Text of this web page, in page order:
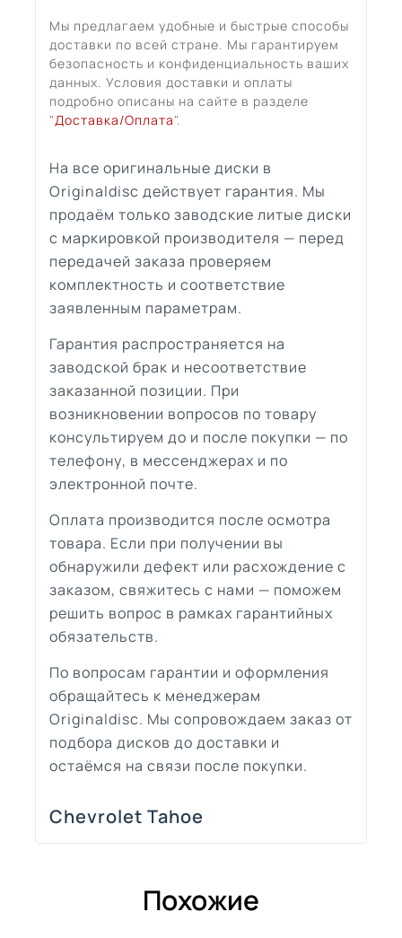
Мы предлагаем удобные и быстрые способы
доставки по всей стране. Мы гарантируем
безопасность и конфиденциальность ваших
данных. Условия доставки и оплаты
подробно описаны на сайте в разделе
"Доставка/Оплата".
На все оригинальные диски в
Originaldisc действует гарантия. Мы
продаём только заводские литые диски
с маркировкой производителя — перед
передачей заказа проверяем
комплектность и соответствие
заявленным параметрам.
Гарантия распространяется на
заводской брак и несоответствие
заказанной позиции. При
возникновении вопросов по товару
консультируем до и после покупки — по
телефону, в мессенджерах и по
электронной почте.
Оплата производится после осмотра
товара. Если при получении вы
обнаружили дефект или расхождение с
заказом, свяжитесь с нами — поможем
решить вопрос в рамках гарантийных
обязательств.
По вопросам гарантии и оформления
обращайтесь к менеджерам
Originaldisc. Мы сопровождаем заказ от
подбора дисков до доставки и
остаёмся на связи после покупки.
Chevrolet Tahoe
Похожие